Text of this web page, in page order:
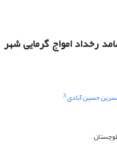
رخداد امواج گرمایی شهر
حسین آبادی3